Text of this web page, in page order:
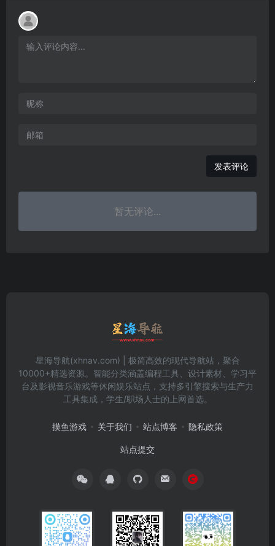
发表评论
暂无评论...
星海导航(xhnav.com) | 极简高效的现代导航站，聚合
10000+精选资源。智能分类涵盖编程工具、设计素材、学习平
台及影视音乐游戏等休闲娱乐站点，支持多引擎搜索与生产力
工具集成，学生/职场人士的上网首选。
摸鱼游戏 关于我们 站点博客 隐私政策
站点提交